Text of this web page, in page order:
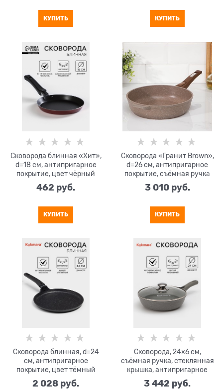
КУПИТЬ КУПИТЬ
Сковорода блинная «Хит»,
d=18 см, антипригарное
покрытие, цвет чёрный
462 руб.
КУПИТЬ
Сковорода «Гранит Brown»,
d=26 см, антипригарное
покрытие, съёмная ручка
МИКС
3 010 руб.
КУПИТЬ
Сковорода блинная, d=24
см, антипригарное
покрытие, цвет тёмный
мрамор
2 028 руб.
Сковорода, 24×6 см,
съёмная ручка, стеклянная
крышка, антипригарное
покрытие, светлый мрамор
3 442 руб.